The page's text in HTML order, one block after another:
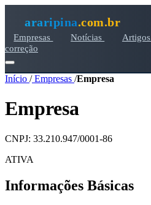
araripina.com.br
Empresas Notícias Artigos
correção
Início /Empresas /Empresa
Empresa
CNPJ: 33.210.947/0001-86
ATIVA
Informações Básicas